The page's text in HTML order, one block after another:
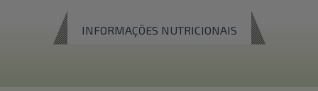
INFORMAÇÕES NUTRICIONAIS